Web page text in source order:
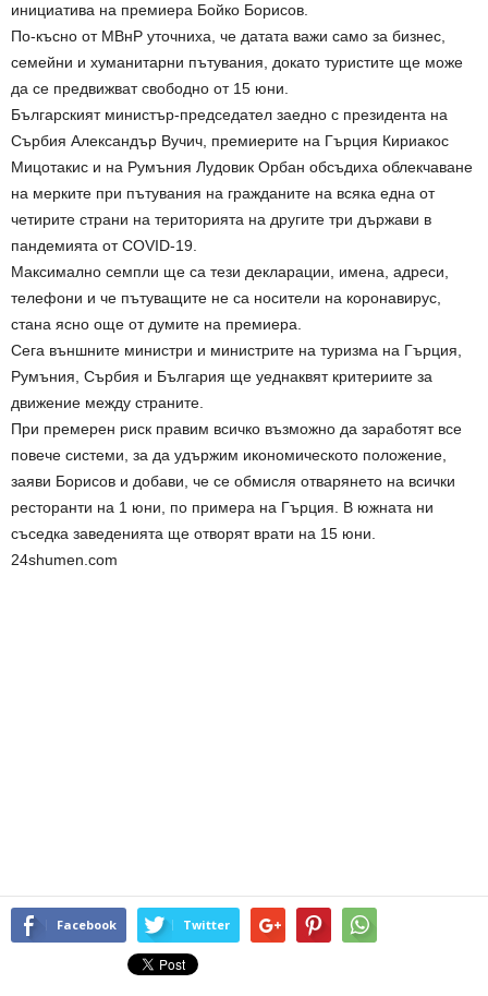
инициатива на премиера Бойко Борисов.
По-късно от МВнР уточниха, че датата важи само за бизнес,
семейни и хуманитарни пътувания, докато туристите ще може
да се предвижват свободно от 15 юни.
Българският министър-председател заедно с президента на
Сърбия Александър Вучич, премиерите на Гърция Кириакос
Мицотакис и на Румъния Лудовик Орбан обсъдиха облекчаване
на мерките при пътувания на гражданите на всяка една от
четирите страни на територията на другите три държави в
пандемията от COVID-19.
Максимално семпли ще са тези декларации, имена, адреси,
телефони и че пътуващите не са носители на коронавирус,
стана ясно още от думите на премиера.
Сега външните министри и министрите на туризма на Гърция,
Румъния, Сърбия и България ще уеднаквят критериите за
движение между страните.
При премерен риск правим всичко възможно да заработят все
повече системи, за да удържим икономическото положение,
заяви Борисов и добави, че се обмисля отварянето на всички
ресторанти на 1 юни, по примера на Гърция. В южната ни
съседка заведенията ще отворят врати на 15 юни.
24shumen.com
Facebook Twitter